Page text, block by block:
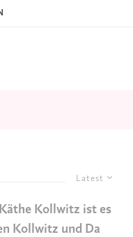
Latest
Kollwitz ist es
Kollwitz und Da